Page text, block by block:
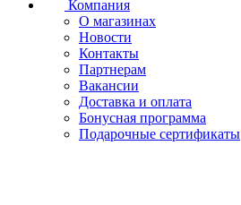
Компания
О магазинах
Новости
Контакты
Партнерам
Вакансии
Доставка и оплата
Бонусная программа
Подарочные сертификаты